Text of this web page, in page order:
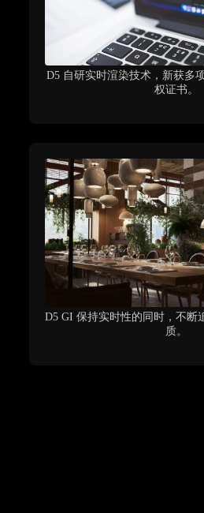
D5 自研实时渲染技术，新获多
权证书。
D5 GI 保持实时性的同时，不断
质。